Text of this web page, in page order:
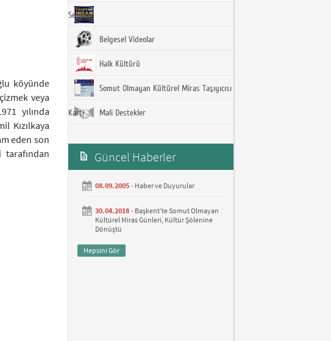
köyünde
veya
yılında
Kızılkaya
eden son
tarafından
Sergisi
Belgesel Videolar
Halk Kültürü
Somut Olmayan Kültürel Miras Taşıyıcısı
Kartı Mali Destekler
Güncel Haberler
08.09.2005 - Haber ve Duyurular
30.04.2018 - Başkent’te Somut Olmayan
Kültürel Miras Günleri, Kültür Şölenine
Dönüştü
Hepsini Gör